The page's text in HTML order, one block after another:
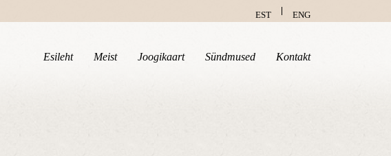
ENG
EST
Esileht Meist Joogikaart Sündmused Kontakt